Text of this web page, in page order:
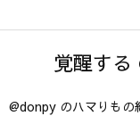
覚醒する
@donpy のハマりもの